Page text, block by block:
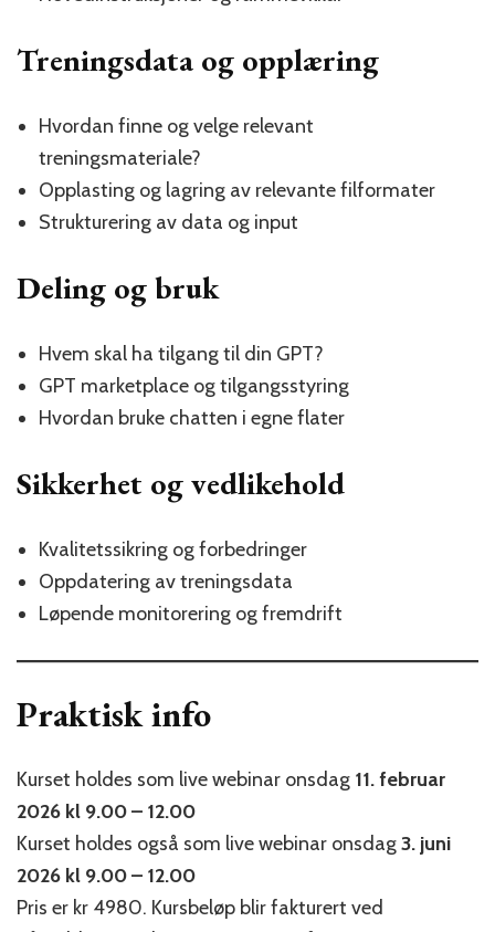
Treningsdata og opplæring
Hvordan finne og velge relevant
treningsmateriale?
Opplasting og lagring av relevante filformater
Strukturering av data og input
Deling og bruk
Hvem skal ha tilgang til din GPT?
GPT marketplace og tilgangsstyring
Hvordan bruke chatten i egne flater
Sikkerhet og vedlikehold
Kvalitetssikring og forbedringer
Oppdatering av treningsdata
Løpende monitorering og fremdrift
Praktisk info
Kurset holdes som live webinar onsdag 11. februar
2026 kl 9.00 – 12.00
Kurset holdes også som live webinar onsdag3. juni
2026 kl 9.00 – 12.00
Pris er kr 4980. Kursbeløp blir fakturert ved